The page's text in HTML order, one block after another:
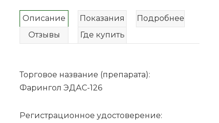
Описание Показания
Подробнее
Отзывы
Где купить
Торговое название (препарата):
Фарингол ЭДАС-126
Регистрационное удостоверение: